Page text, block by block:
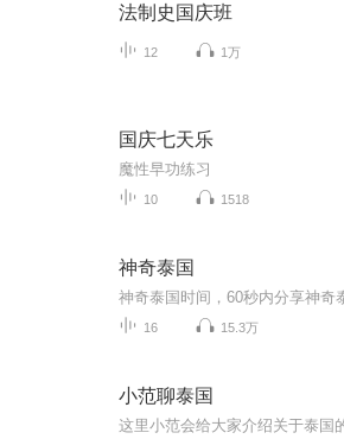
法制史国庆班
12 1万
国庆七天乐
魔性早功练习
10 1518
神奇泰国
神奇泰国时间，60秒内分享神奇
16 15.3万
小范聊泰国